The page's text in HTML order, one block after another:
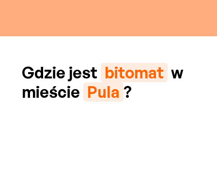
Gdzie jest bitomat w
mieście Pula ?